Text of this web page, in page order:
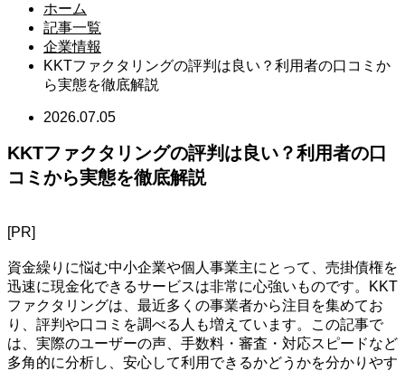
ホーム
記事一覧
企業情報
KKTファクタリングの評判は良い？利用者の口コミか
ら実態を徹底解説
2026.07.05
KKTファクタリングの評判は良い？利用者の口
コミから実態を徹底解説
[PR]
資金繰りに悩む中小企業や個人事業主にとって、売掛債権を
迅速に現金化できるサービスは非常に心強いものです。KKT
ファクタリングは、最近多くの事業者から注目を集めてお
り、評判や口コミを調べる人も増えています。この記事で
は、実際のユーザーの声、手数料・審査・対応スピードなど
多角的に分析し、安心して利用できるかどうかを分かりやす